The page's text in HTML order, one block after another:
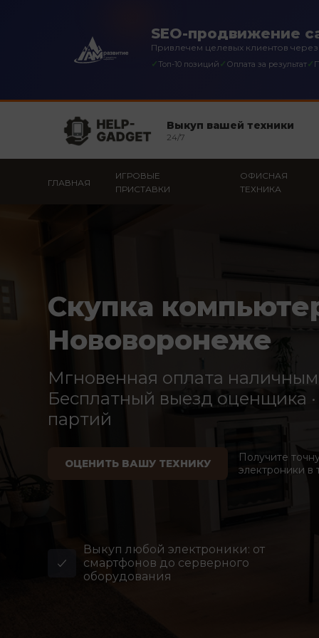
SEO-продвижение
Привлечем целевых клиентов
✓Топ-10 позиций ✓ Оплата за результат✓
Выкуп вашей техники
24/7
ГЛАВНАЯ
ИГРОВЫЕ
ПРИСТАВКИ
ОФИСНАЯ
ТЕХНИКА
Скупка
Нововоронеже
Мгновенная оплата
Бесплатный выезд оценщика
партий
ОЦЕНИТЬ ВАШУ ТЕХНИКУ
Получите
электроники в
Выкуп любой электроники: от
смартфонов до серверного
оборудования